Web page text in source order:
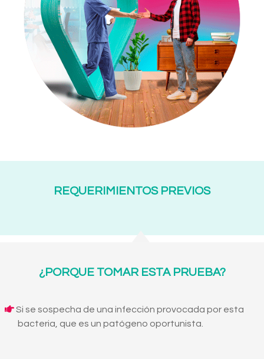
REQUERIMIENTOS PREVIOS
¿PORQUE TOMAR ESTA PRUEBA?
Si se sospecha de una infección provocada por esta
bacteria, que es un patógeno oportunista.